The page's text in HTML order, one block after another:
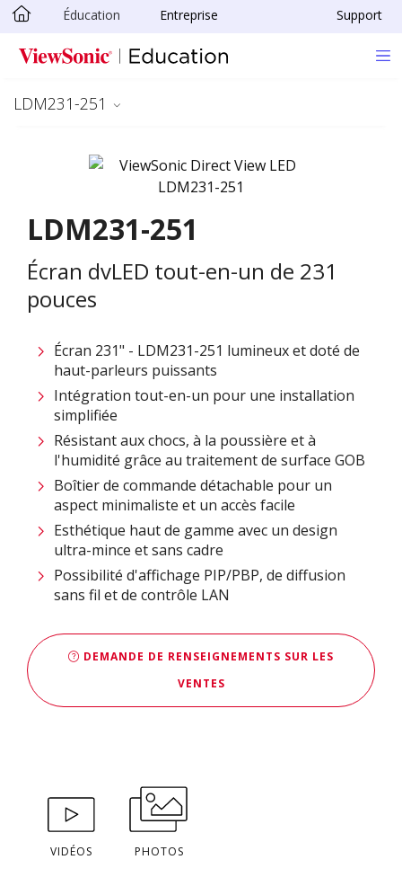
Passer au contenu principal
Éducation Entreprise Support
LDM231-251
LDM231-251
Écran dvLED tout-en-un de 231
pouces
Écran 231" - LDM231-251 lumineux et doté de
haut-parleurs puissants
Intégration tout-en-un pour une installation
simplifiée
Résistant aux chocs, à la poussière et à
l'humidité grâce au traitement de surface GOB
Boîtier de commande détachable pour un
aspect minimaliste et un accès facile
Esthétique haut de gamme avec un design
ultra-mince et sans cadre
Possibilité d'affichage PIP/PBP, de diffusion
sans fil et de contrôle LAN
DEMANDE DE RENSEIGNEMENTS SUR LES
VENTES
VIDÉOS PHOTOS